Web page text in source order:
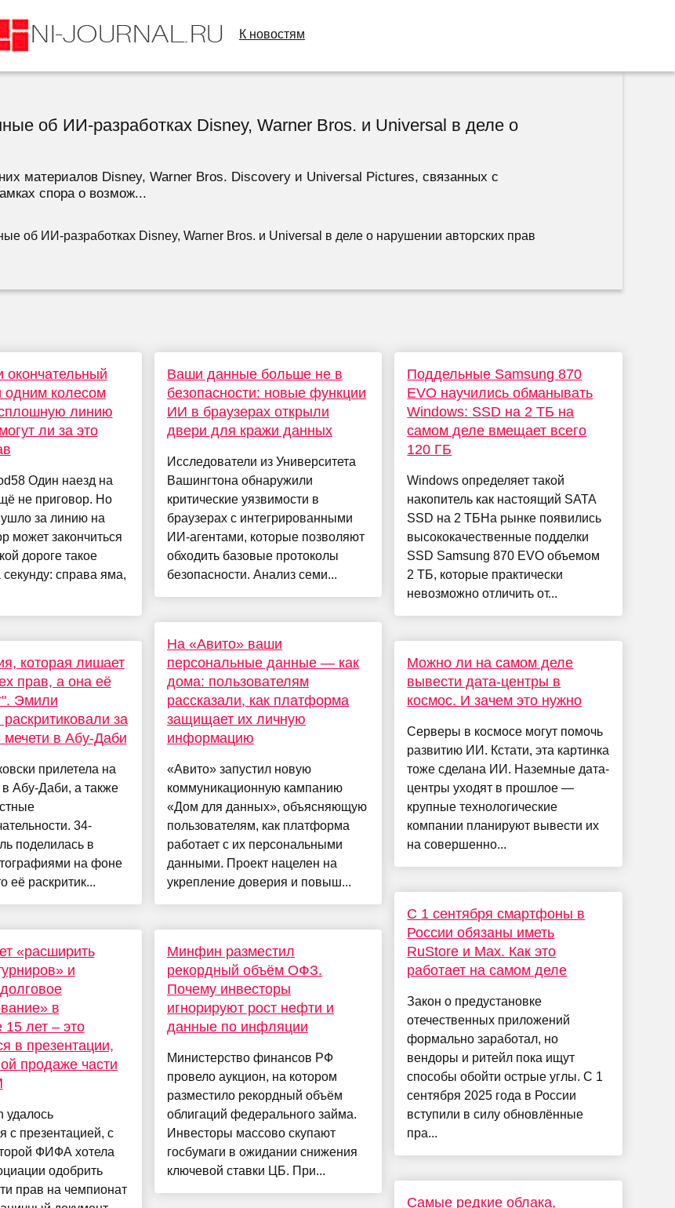
К новостям
об ИИ-разработках Disney, Warner Bros. и Universal в деле о
материалов Disney, Warner Bros. Discovery и Universal Pictures, связанных с
спора о возмож...
одним колесом
линию
ли за это
Один наезд на
не приговор. Но
за линию на
может закончиться
дороге такое
секунду: справа яма,
которая лишает
прав, а она её
Эмили
раскритиковали за
в Абу-Даби
прилетела на
Абу-Даби, а также
34-
поделилась в
на фоне
её раскритик...
«расширить
и
в
лет – это
в презентации,
продаже части
удалось
с презентацией, с
ФИФА хотела
одобрить
прав на чемпионат
Ваши данные больше не в
безопасности: новые функции
ИИ в браузерах открыли
двери для кражи данных
Исследователи из Университета
Вашингтона обнаружили
критические уязвимости в
браузерах с интегрированными
ИИ-агентами, которые позволяют
обходить базовые протоколы
безопасности. Анализ семи...
На «Авито» ваши
персональные данные — как
дома: пользователям
рассказали, как платформа
защищает их личную
информацию
«Авито» запустил новую
коммуникационную кампанию
«Дом для данных», объясняющую
пользователям, как платформа
работает с их персональными
данными. Проект нацелен на
укрепление доверия и повыш...
Минфин разместил
рекордный объём ОФЗ.
Почему инвесторы
игнорируют рост нефти и
данные по инфляции
Министерство финансов РФ
провело аукцион, на котором
разместило рекордный объём
облигаций федерального займа.
Инвесторы массово скупают
госбумаги в ожидании снижения
ключевой ставки ЦБ. При...
Поддельные Samsung 870
EVO научились обманывать
Windows: SSD на 2 ТБ на
самом деле вмещает всего
120 ГБ
Windows определяет такой
накопитель как настоящий SATA
SSD на 2 ТБНа рынке появились
высококачественные подделки
SSD Samsung 870 EVO объемом
2 ТБ, которые практически
невозможно отличить от...
Можно ли на самом деле
вывести дата-центры в
космос. И зачем это нужно
Серверы в космосе могут помочь
развитию ИИ. Кстати, эта картинка
тоже сделана ИИ. Наземные дата-
центры уходят в прошлое —
крупные технологические
компании планируют вывести их
на совершенно...
С 1 сентября смартфоны в
России обязаны иметь
RuStore и Max. Как это
работает на самом деле
Закон о предустановке
отечественных приложений
формально заработал, но
вендоры и ритейл пока ищут
способы обойти острые углы. С 1
сентября 2025 года в России
вступили в силу обновлённые
пра...
Самые редкие облака,